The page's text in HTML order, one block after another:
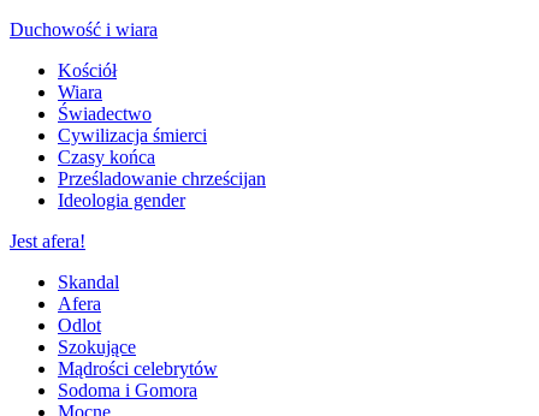
Duchowość i wiara
Kościół
Wiara
Świadectwo
Cywilizacja śmierci
Czasy końca
Prześladowanie chrześcijan
Ideologia gender
Jest afera!
Skandal
Afera
Odlot
Szokujące
Mądrości celebrytów
Sodoma i Gomora
Mocne